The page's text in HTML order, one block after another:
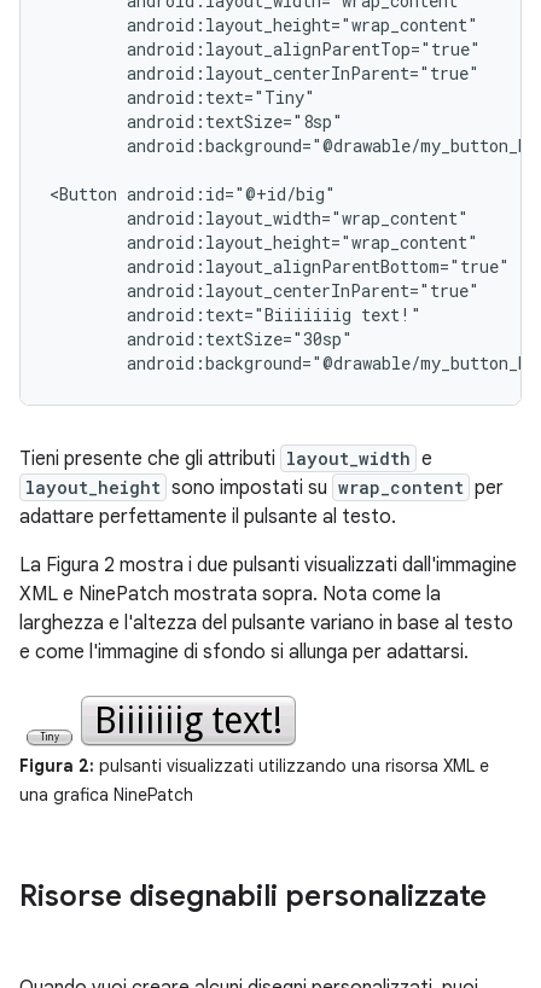
android:background="@drawable/
<Button
android:text="Biiiiiiig
android:background="@drawable/
Tieni presente che gli attributi layout_width e
layout_height sono impostati su wrap_content per
adattare perfettamente il pulsante al testo.
La Figura 2 mostra i due pulsanti visualizzati dall'immagine
XML e NinePatch mostrata sopra. Nota come la
larghezza e l'altezza del pulsante variano in base al testo
e come l'immagine di sfondo si allunga per adattarsi.
Figura 2: pulsanti visualizzati utilizzando una risorsa XML e
una grafica NinePatch
Risorse disegnabili personalizzate